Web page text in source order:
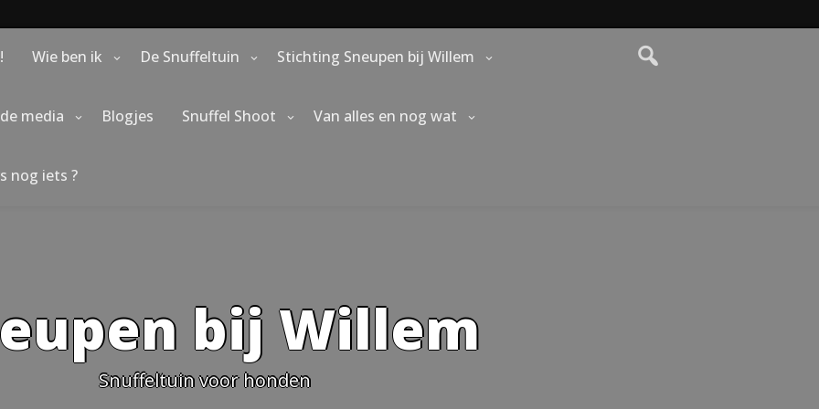
Wie ben ik De Snuffeltuin Stichting Sneupen bij Willem
media Blogjes Snuffel Shoot Van alles en nog wat
nog iets ?
bij Willem
Snuffeltuin voor honden